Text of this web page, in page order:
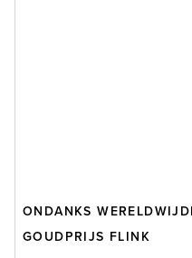
ONDANKS
GOUDPRIJS FLINK